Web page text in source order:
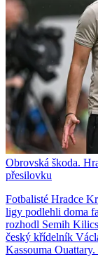
Obrovská škoda.
přesilovku
Fotbalisté Hradce
ligy podlehli doma
rozhodl Semih
český křídelník
Kassouma